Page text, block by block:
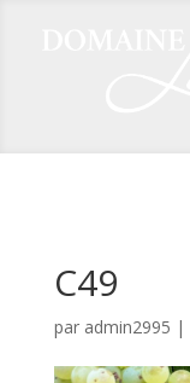
C49
par admin2995 |